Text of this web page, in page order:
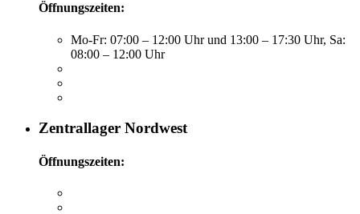
Öffnungszeiten:
Mo-Fr: 07:00 – 12:00 Uhr und 13:00 – 17:30 Uhr, Sa:
08:00 – 12:00 Uhr
Zentrallager Nordwest
Öffnungszeiten: